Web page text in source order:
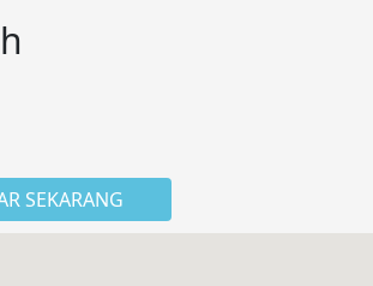
SEKARANG